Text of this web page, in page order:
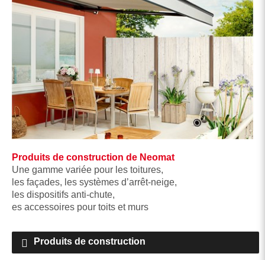
Produits de construction de Neomat
Une gamme variée pour les toitures,
les façades, les systèmes d’arrêt-neige,
les dispositifs anti-chute,
es accessoires pour toits et murs
Produits de construction